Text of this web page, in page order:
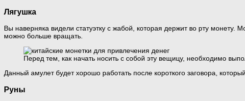
Лягушка
Вы наверняка видели статуэтку с жабой, которая держит во рту монету.
можно больше вращать.
Перед тем, как начать носить с собой эту вещицу, необходимо
Данный амулет будет хорошо работать после короткого заговора,
Руны